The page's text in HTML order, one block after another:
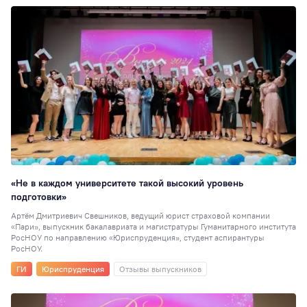
«Не в каждом университете такой высокий уровень
подготовки»
Артём Дмитриевич Свешников, ведущий юрист страховой компании
«Пари», выпускник бакалавриата и магистратуры Гуманитарного института
РосНОУ по направлению «Юриспруденция», студент аспирантуры
РосНОУ.
ГИ
Юриспруденция Отзывы выпускников